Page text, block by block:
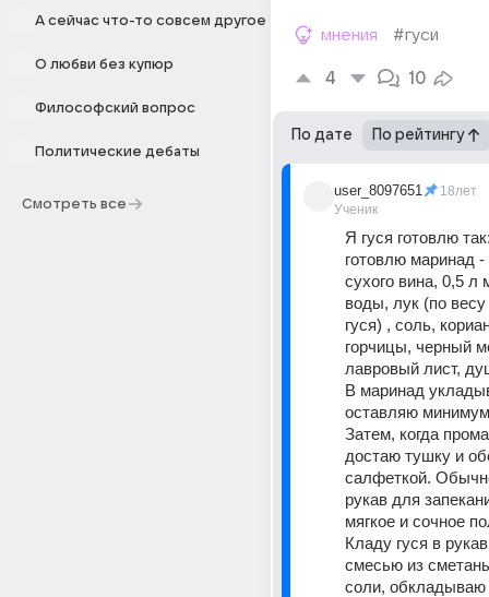
А сейчас что-то совсем другое
О любви без купюр
Философский вопрос
Политические дебаты
Смотреть все
мнения #гуси
4 10
По дате По рейтингу
user_8097651
Ученик
18лет
Я гуся готовлю
готовлю маринад -
сухого вина, 0,5 л
воды, лук (по
гуся) , соль,
горчицы, черный
лавровый лист,
В маринад
оставляю
Затем, когда
достаю тушку и
салфеткой.
рукав для
мягкое и сочное
Кладу гуся в
смесью из
соли,